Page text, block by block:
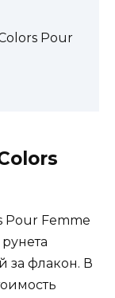
Pour
Pour Femme
за флакон. В